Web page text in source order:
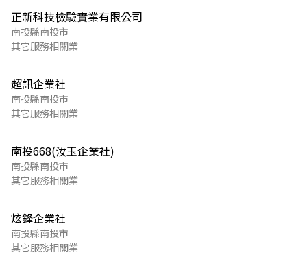
正新科技檢驗實業有限公司
南投縣南投市
其它服務相關業
超訊企業社
南投縣南投市
其它服務相關業
南投668(汝玉企業社)
南投縣南投市
其它服務相關業
炫鋒企業社
南投縣南投市
其它服務相關業